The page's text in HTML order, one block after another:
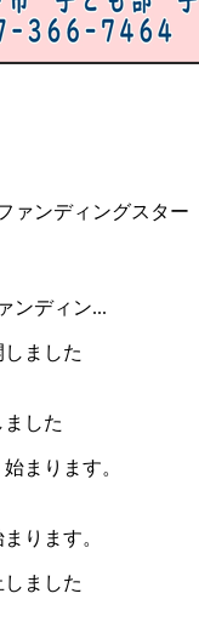
ンディン...
した
ります。